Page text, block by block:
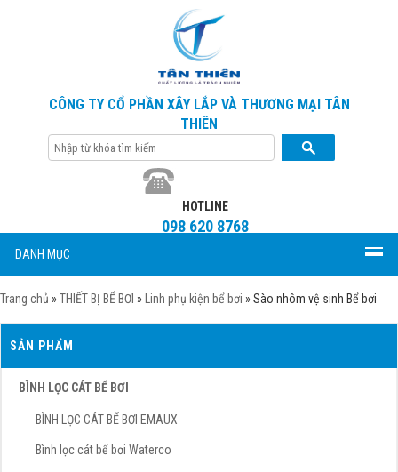
CÔNG TY CỔ PHẦN XÂY LẮP VÀ THƯƠNG MẠI TÂN
THIÊN
HOTLINE
098 620 8768
DANH MỤC
Trang chủ »THIẾT BỊ BỂ BƠI » Linh phụ kiện bể bơi »Sào nhôm vệ sinh Bể bơi
SẢN PHẨM
BÌNH LỌC CÁT BỂ BƠI
BÌNH LỌC CÁT BỂ BƠI EMAUX
Bình lọc cát bể bơi Waterco